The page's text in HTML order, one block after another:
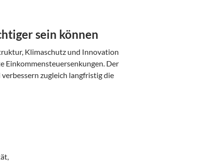
sein können
Klimaschutz und Innovation
Einkommensteuersenkungen. Der
zugleich langfristig die